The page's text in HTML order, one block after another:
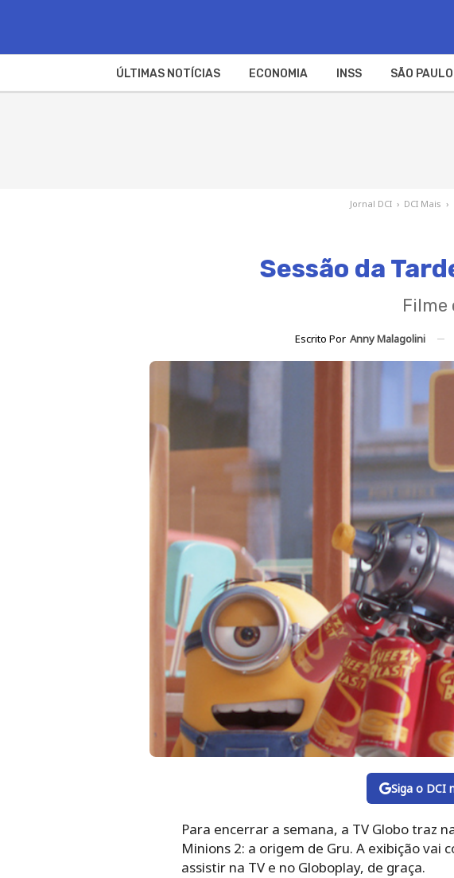
ÚLTIMAS NOTÍCIAS ECONOMIA INSS SÃO PAULO
Jornal DCI › DCI Mais ›
Sessão da
Filme
Escrito Por Anny Malagolini
Siga o DCI
Para encerrar a semana, a TV Globo traz
Minions 2: a origem de Gru. A exibição vai
assistir na TV e no Globoplay, de graça.